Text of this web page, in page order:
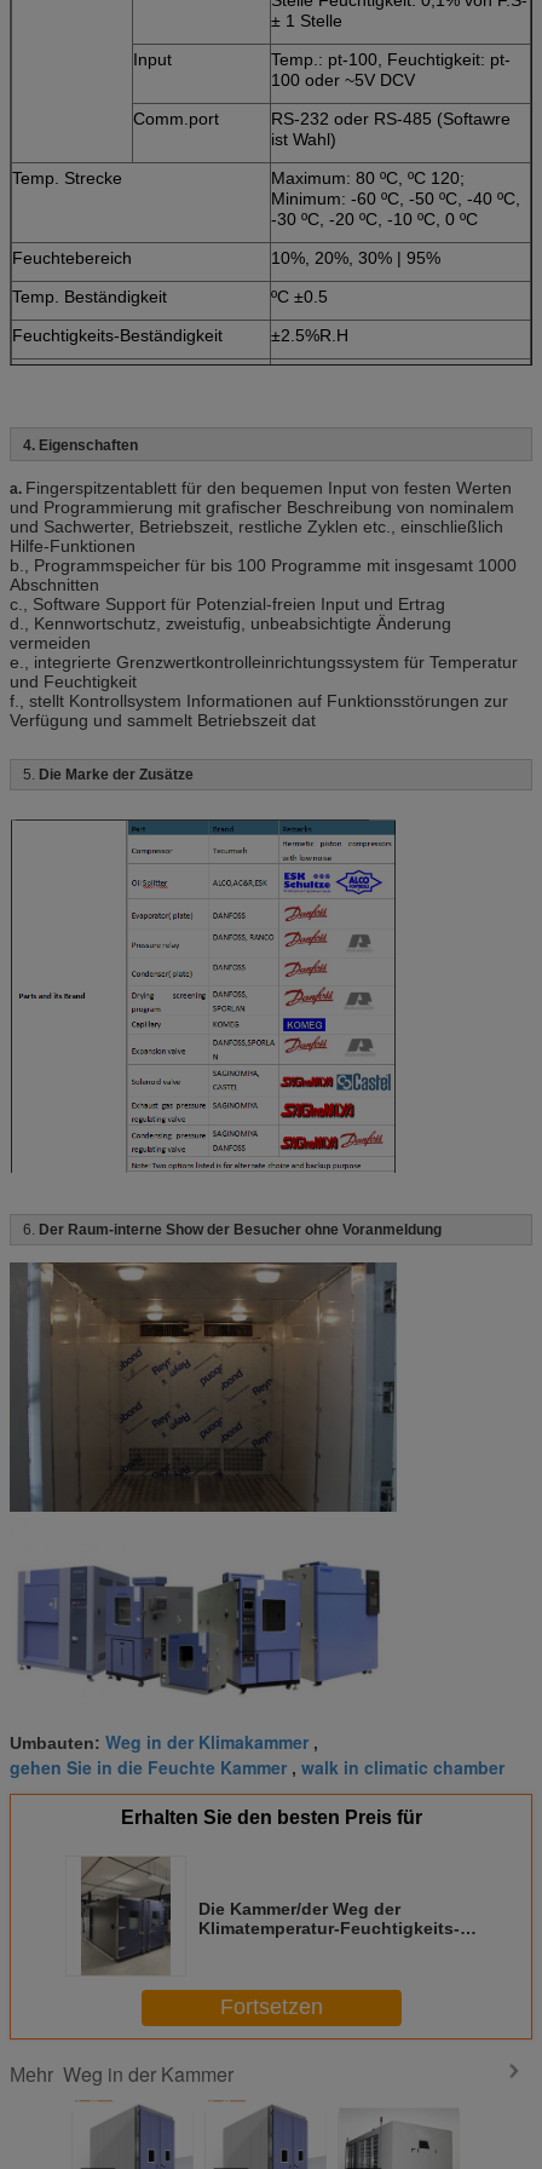
± 1 Stelle
Input
Temp.: pt-100, Feuchtigkeit: pt-
100 oder ~5V DCV
Comm.port
RS-232 oder RS-485 (Softawre
ist Wahl)
Temp. Strecke
Maximum: 80 ºC, ºC 120;
Minimum: -60 ºC, -50 ºC, -40 ºC,
-30 ºC, -20 ºC, -10 ºC, 0 ºC
Feuchtebereich
10%, 20%, 30% | 95%
Temp. Beständigkeit
ºC ±0.5
Feuchtigkeits-Beständigkeit
±2.5%R.H
Umgebender Temp.
Verdrahten von Methode
± 10% 50Hz, 3 Drähte der Phase
4 + Erdungen Wechselstroms
380
Erhitzen Sie oben Zeit
+20 ºC~+80 ºC, innerhalb Minute
Zugstillstandszeit
ºC +20 | -55 º, -40 ºC, -20 ºC, ºC
90 oder 60
Innenmaterial
Edelstahl-Platte (SUS 304)
Tür-Größe (Millimeter)
Einzelner Flügel: W800 x H1800;
Doppelter Flügel: W1600 x
H1800;
Anmerkung: 1. Wir behalten uns das Recht vor, Spezifikationen
ohne vorherige Ankündigung zu ändern Größen 2.Customized
und Konfigurationen verfügbar
4. Eigenschaften
a. Fingerspitzentablett für den bequemen Input von festen Werten
und Programmierung mit grafischer Beschreibung von nominalem
und Sachwerter, Betriebszeit, restliche Zyklen etc., einschließlich
Hilfe-Funktionen
b., Programmspeicher für bis 100 Programme mit insgesamt 1000
Abschnitten
c., Software Support für Potenzial-freien Input und Ertrag
d., Kennwortschutz, zweistufig, unbeabsichtigte Änderung
vermeiden
e., integrierte Grenzwertkontrolleinrichtungssystem für Temperatur
und Feuchtigkeit
f., stellt Kontrollsystem Informationen auf Funktionsstörungen zur
Verfügung und sammelt Betriebszeit dat
5. Die Marke der Zusätze
6. Der Raum-interne Show der Besucher ohne Voranmeldung
Umbauten: Weg in der Klimakammer ,
gehen Sie in die Feuchte Kammer , walk in climatic chamber
Erhalten Sie den besten Preis für
Die Kammer/der Weg der
Klimatemperatur-Feuchtigkeits-
Fortsetzen
Mehr Weg in der Kammer